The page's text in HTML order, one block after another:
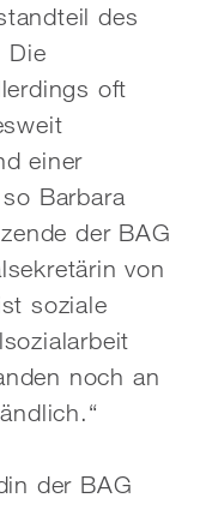
des
Die
oft
einer
Barbara
der BAG
von
soziale
noch an
der BAG